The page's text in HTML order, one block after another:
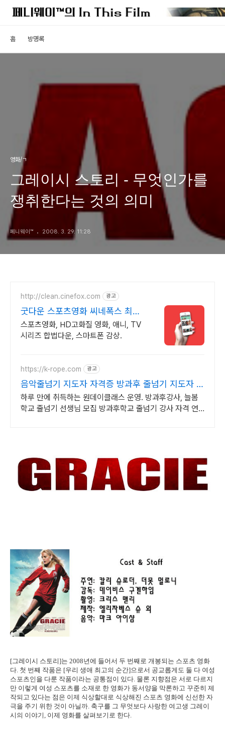
홈 방명록
영화/ㄱ
그레이시 스토리 - 무엇인가를
쟁취한다는 것의 의미
페니웨이™ 2008. 3. 29. 11:28
http://clean.cinefox.com 광고
굿다운 스포츠영화 씨네폭스 최대
3만원+10%추가적립
스포츠영화, HD고화질 영화, 애니, TV
시리즈 합법다운, 스마트폰 감상.
https://k-rope.com 광고
음악줄넘기 지도자 자격증 방과후 줄넘기 지도자 양
성
하루 만에 취득하는 원데이클래스 운영. 방과후강사, 늘봄
학교 줄넘기 선생님 모집 방과후학교 줄넘기 강사 자격 연
[그레이시 스토리]는 2008년에 들어서 두 번째로 개봉되는 스포츠 영화
다. 첫 번째 작품은 [우리 생애 최고의 순간]으로서 공교롭게도 둘 다 여성
스포츠인을 다룬 작품이라는 공통점이 있다. 물론 지향점은 서로 다르지
만 이렇게 여성 스포츠를 소재로 한 영화가 동서양을 막론하고 꾸준히 제
작되고 있다는 점은 이제 식상할대로 식상해진 스포츠 영화에 신선한 자
극을 주기 위한 것이 아닐까. 축구를 그 무엇보다 사랑한 여고생 그레이
시의 이야기, 이제 영화를 살펴보기로 한다.